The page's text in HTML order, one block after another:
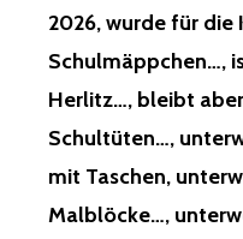
2026, wurde für die
Schulmäppchen…,
Herlitz…, bleibt
Schultüten…,
mit Taschen,
Malblöcke…,